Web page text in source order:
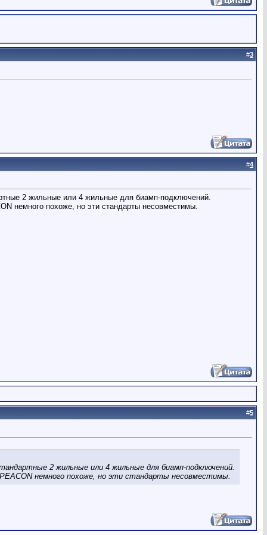
#3
#4
2 жильные или 4 жильные для биамп-подключений.
немного похоже, но эти стандарты несовместимы.
#5
2 жильные или 4 жильные для биамп-подключений.
немного похоже, но эти стандарты несовместимы.